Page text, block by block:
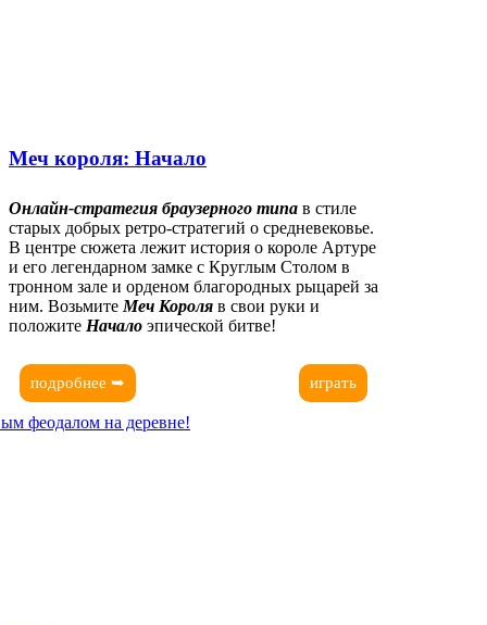
Меч короля: Начало
Онлайн-стратегия браузерного типа в стиле
старых добрых ретро-стратегий о средневековье.
В центре сюжета лежит история о короле Артуре
и его легендарном замке с Круглым Столом в
тронном зале и орденом благородных рыцарей за
ним. ВозьмитеМеч Короля в свои руки и
положите Начало эпической битве!
играть
подробнее ➥